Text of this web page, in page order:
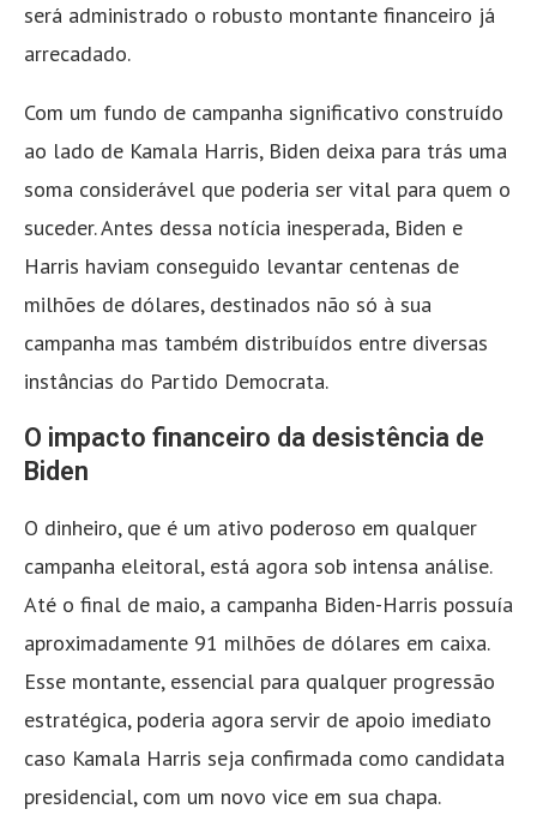
será administrado o robusto montante financeiro já
arrecadado.
Com um fundo de campanha significativo construído
ao lado de Kamala Harris, Biden deixa para trás uma
soma considerável que poderia ser vital para quem o
suceder. Antes dessa notícia inesperada, Biden e
Harris haviam conseguido levantar centenas de
milhões de dólares, destinados não só à sua
campanha mas também distribuídos entre diversas
instâncias do Partido Democrata.
O impacto financeiro da desistência de
Biden
O dinheiro, que é um ativo poderoso em qualquer
campanha eleitoral, está agora sob intensa análise.
Até o final de maio, a campanha Biden-Harris possuía
aproximadamente 91 milhões de dólares em caixa.
Esse montante, essencial para qualquer progressão
estratégica, poderia agora servir de apoio imediato
caso Kamala Harris seja confirmada como candidata
presidencial, com um novo vice em sua chapa.